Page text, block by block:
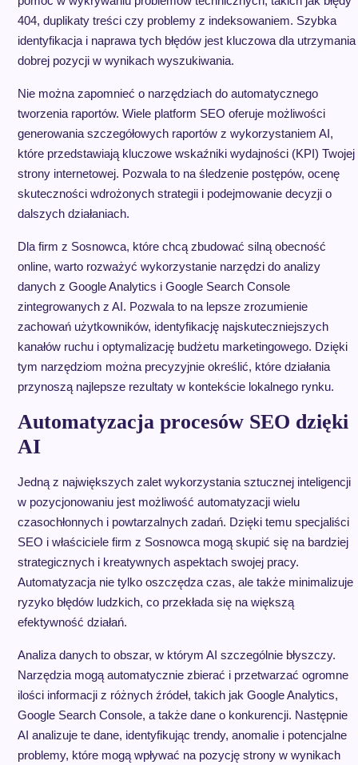
404, duplikaty treści czy problemy z indeksowaniem. Szybka
identyfikacja i naprawa tych błędów jest kluczowa dla utrzymania
dobrej pozycji w wynikach wyszukiwania.
Nie można zapomnieć o narzędziach do automatycznego
tworzenia raportów. Wiele platform SEO oferuje możliwości
generowania szczegółowych raportów z wykorzystaniem AI,
które przedstawiają kluczowe wskaźniki wydajności (KPI) Twojej
strony internetowej. Pozwala to na śledzenie postępów, ocenę
skuteczności wdrożonych strategii i podejmowanie decyzji o
dalszych działaniach.
Dla firm z Sosnowca, które chcą zbudować silną obecność
online, warto rozważyć wykorzystanie narzędzi do analizy
danych z Google Analytics i Google Search Console
zintegrowanych z AI. Pozwala to na lepsze zrozumienie
zachowań użytkowników, identyfikację najskuteczniejszych
kanałów ruchu i optymalizację budżetu marketingowego. Dzięki
tym narzędziom można precyzyjnie określić, które działania
przynoszą najlepsze rezultaty w kontekście lokalnego rynku.
Automatyzacja procesów SEO dzięki
AI
Jedną z największych zalet wykorzystania sztucznej inteligencji
w pozycjonowaniu jest możliwość automatyzacji wielu
czasochłonnych i powtarzalnych zadań. Dzięki temu specjaliści
SEO i właściciele firm z Sosnowca mogą skupić się na bardziej
strategicznych i kreatywnych aspektach swojej pracy.
Automatyzacja nie tylko oszczędza czas, ale także minimalizuje
ryzyko błędów ludzkich, co przekłada się na większą
efektywność działań.
Analiza danych to obszar, w którym AI szczególnie błyszczy.
Narzędzia mogą automatycznie zbierać i przetwarzać ogromne
ilości informacji z różnych źródeł, takich jak Google Analytics,
Google Search Console, a także dane o konkurencji. Następnie
AI analizuje te dane, identyfikując trendy, anomalie i potencjalne
problemy, które mogą wpływać na pozycję strony w wynikach